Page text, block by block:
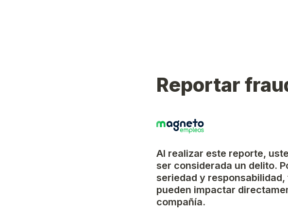
Reportar
Al realizar este reporte,
ser considerada un delito.
seriedad y
pueden impactar
compañía.